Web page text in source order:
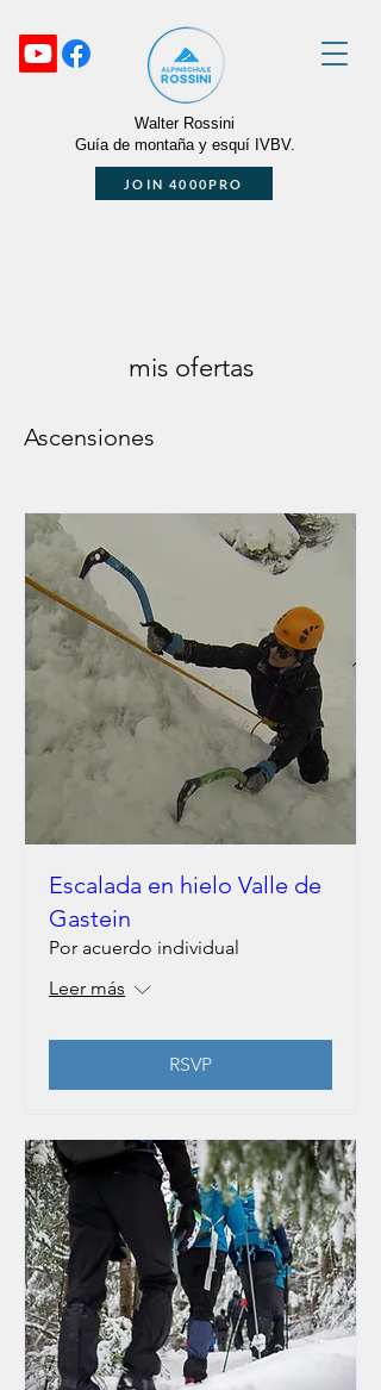
JOIN 4000PRO
Walter Rossini
Guía de montaña y esquí IVBV.
mis ofertas
Ascensiones
Escalada en hielo Valle de
Gastein
Por acuerdo individual
Leer más
RSVP